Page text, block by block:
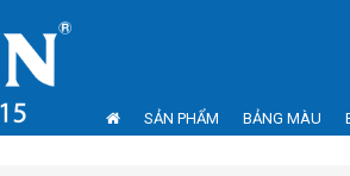
SẢN PHẨM BẢNG MÀU